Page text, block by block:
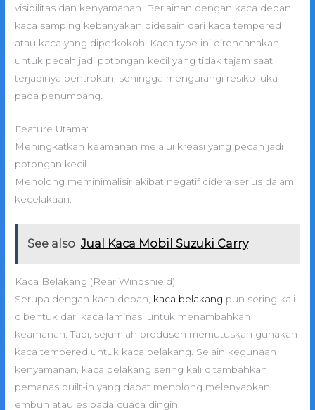
visibilitas dan kenyamanan. Berlainan dengan kaca depan,
kaca samping kebanyakan didesain dari kaca tempered
atau kaca yang diperkokoh. Kaca type ini direncanakan
untuk pecah jadi potongan kecil yang tidak tajam saat
terjadinya bentrokan, sehingga mengurangi resiko luka
pada penumpang.
Feature Utama:
Meningkatkan keamanan melalui kreasi yang pecah jadi
potongan kecil.
Menolong meminimalisir akibat negatif cidera serius dalam
kecelakaan.
See also Jual Kaca Mobil Suzuki Carry
Kaca Belakang (Rear Windshield)
Serupa dengan kaca depan, kaca belakang pun sering kali
dibentuk dari kaca laminasi untuk menambahkan
keamanan. Tapi, sejumlah produsen memutuskan gunakan
kaca tempered untuk kaca belakang. Selain kegunaan
kenyamanan, kaca belakang sering kali ditambahkan
pemanas built-in yang dapat menolong melenyapkan
embun atau es pada cuaca dingin.